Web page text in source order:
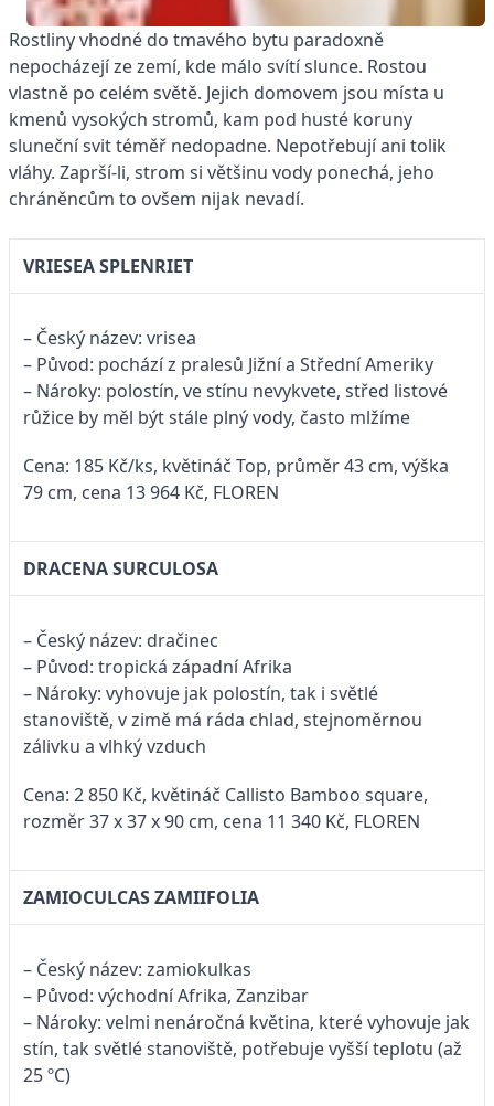
Rostliny vhodné do tmavého bytu paradoxně
nepocházejí ze zemí, kde málo svítí slunce. Rostou
vlastně po celém světě. Jejich domovem jsou místa u
kmenů vysokých stromů, kam pod husté koruny
sluneční svit téměř nedopadne. Nepotřebují ani tolik
vláhy. Zaprší-li, strom si většinu vody ponechá, jeho
chráněncům to ovšem nijak nevadí.
VRIESEA SPLENRIET
– Český název: vrisea
– Původ: pochází z pralesů Jižní a Střední Ameriky
– Nároky: polostín, ve stínu nevykvete, střed listové
růžice by měl být stále plný vody, často mlžíme
Cena: 185 Kč/ks, květináč Top, průměr 43 cm, výška
79 cm, cena 13 964 Kč, FLOREN
DRACENA SURCULOSA
– Český název: dračinec
– Původ: tropická západní Afrika
– Nároky: vyhovuje jak polostín, tak i světlé
stanoviště, v zimě má ráda chlad, stejnoměrnou
zálivku a vlhký vzduch
Cena: 2 850 Kč, květináč Callisto Bamboo square,
rozměr 37 x 37 x 90 cm, cena 11 340 Kč, FLOREN
ZAMIOCULCAS ZAMIIFOLIA
– Český název: zamiokulkas
– Původ: východní Afrika, Zanzibar
– Nároky: velmi nenáročná květina, které vyhovuje jak
stín, tak světlé stanoviště, potřebuje vyšší teplotu (až
25 ºC)